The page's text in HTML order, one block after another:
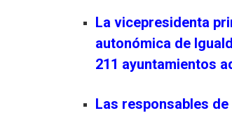
La vicepresidenta
autonómica de
211 ayuntamientos
Las responsables